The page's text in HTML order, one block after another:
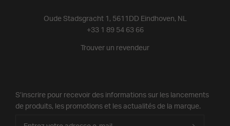
Oude Stadsgracht 1, 5611DD Eindhoven, NL
+33 1 89 54 63 66
Trouver un revendeur
S’inscrire pour recevoir des informations sur les lancements
de produits, les promotions et les actualités de la marque.